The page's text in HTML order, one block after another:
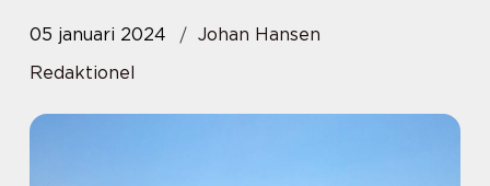
05 januari 2024
Johan Hansen
Redaktionel